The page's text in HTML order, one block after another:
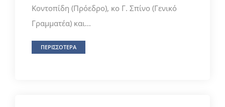
Κοντοπίδη (Πρόεδρο), κο Γ. Σπίνο (Γενικό
Γραμματέα) και...
ΠΕΡΙΣΣΟΤΕΡΑ